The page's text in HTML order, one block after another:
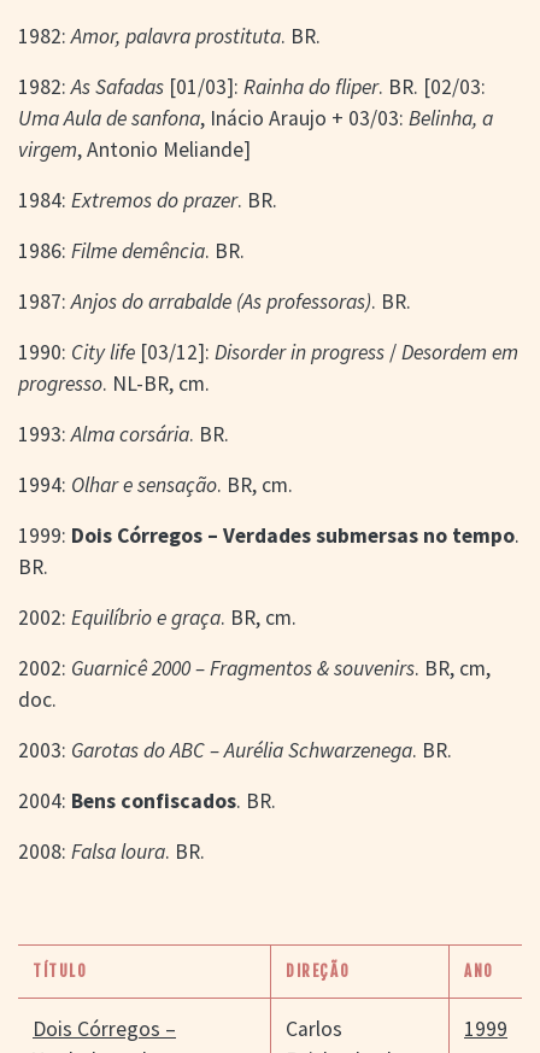
1982:Amor, palavra prostituta. BR.
1982:As Safadas [01/03]: Rainha do fliper. BR. [02/03:
Uma Aula de sanfona, Inácio Araujo + 03/03: Belinha, a
virgem, Antonio Meliande]
1984: Extremos do prazer. BR.
1986: Filme demência. BR.
1987:Anjos do arrabalde (As professoras). BR.
1990: City life [03/12]: Disorder in progress /Desordem em
progresso. NL-BR, cm.
1993:Alma corsária. BR.
1994: Olhar e sensação. BR, cm.
1999: Dois Córregos – Verdades submersas no tempo.
BR.
2002: Equilíbrio e graça. BR, cm.
2002: Guarnicê 2000 – Fragmentos & souvenirs. BR, cm,
doc.
2003: Garotas do ABC – Aurélia Schwarzenega. BR.
2004: Bens confiscados. BR.
2008: Falsa loura. BR.
TÍTULO DIREÇÃO ANO
Dois Córregos –
Carlos
1999